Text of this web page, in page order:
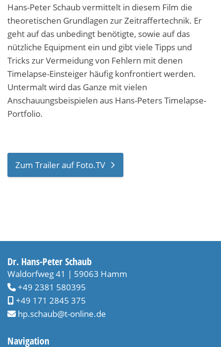
Hans-Peter Schaub vermittelt in diesem Film die
theoretischen Grundlagen zur Zeitraffertechnik. Er
geht auf das unbedingt benötigte, sowie auf das
nützliche Equipment ein und gibt viele Tipps und
Tricks zur Vermeidung von Fehlern mit denen
Timelapse-Einsteiger häufig konfrontiert werden.
Untermalt wird das Ganze mit vielen
Anschauungsbeispielen aus Hans-Peters Timelapse-
Portfolio.
Zum Trailer auf Foto.TV
Dr. Hans-Peter Schaub
Waldorfweg 41 | 59063 Hamm
+49 2381 580395
+49 171 2845 375
hp.schaub@t-online.de
Navigation